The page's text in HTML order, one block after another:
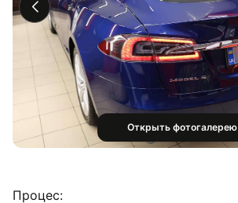
Открыть фотогалерею
Процес: